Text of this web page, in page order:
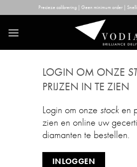
to
content
Precieze calibrering | Geen minimum order |
LOGIN OM ONZE
PRIJZEN IN TE ZIEN
Login om onze stock en
zien en online uw
diamanten te bestellen.
INLOGGEN